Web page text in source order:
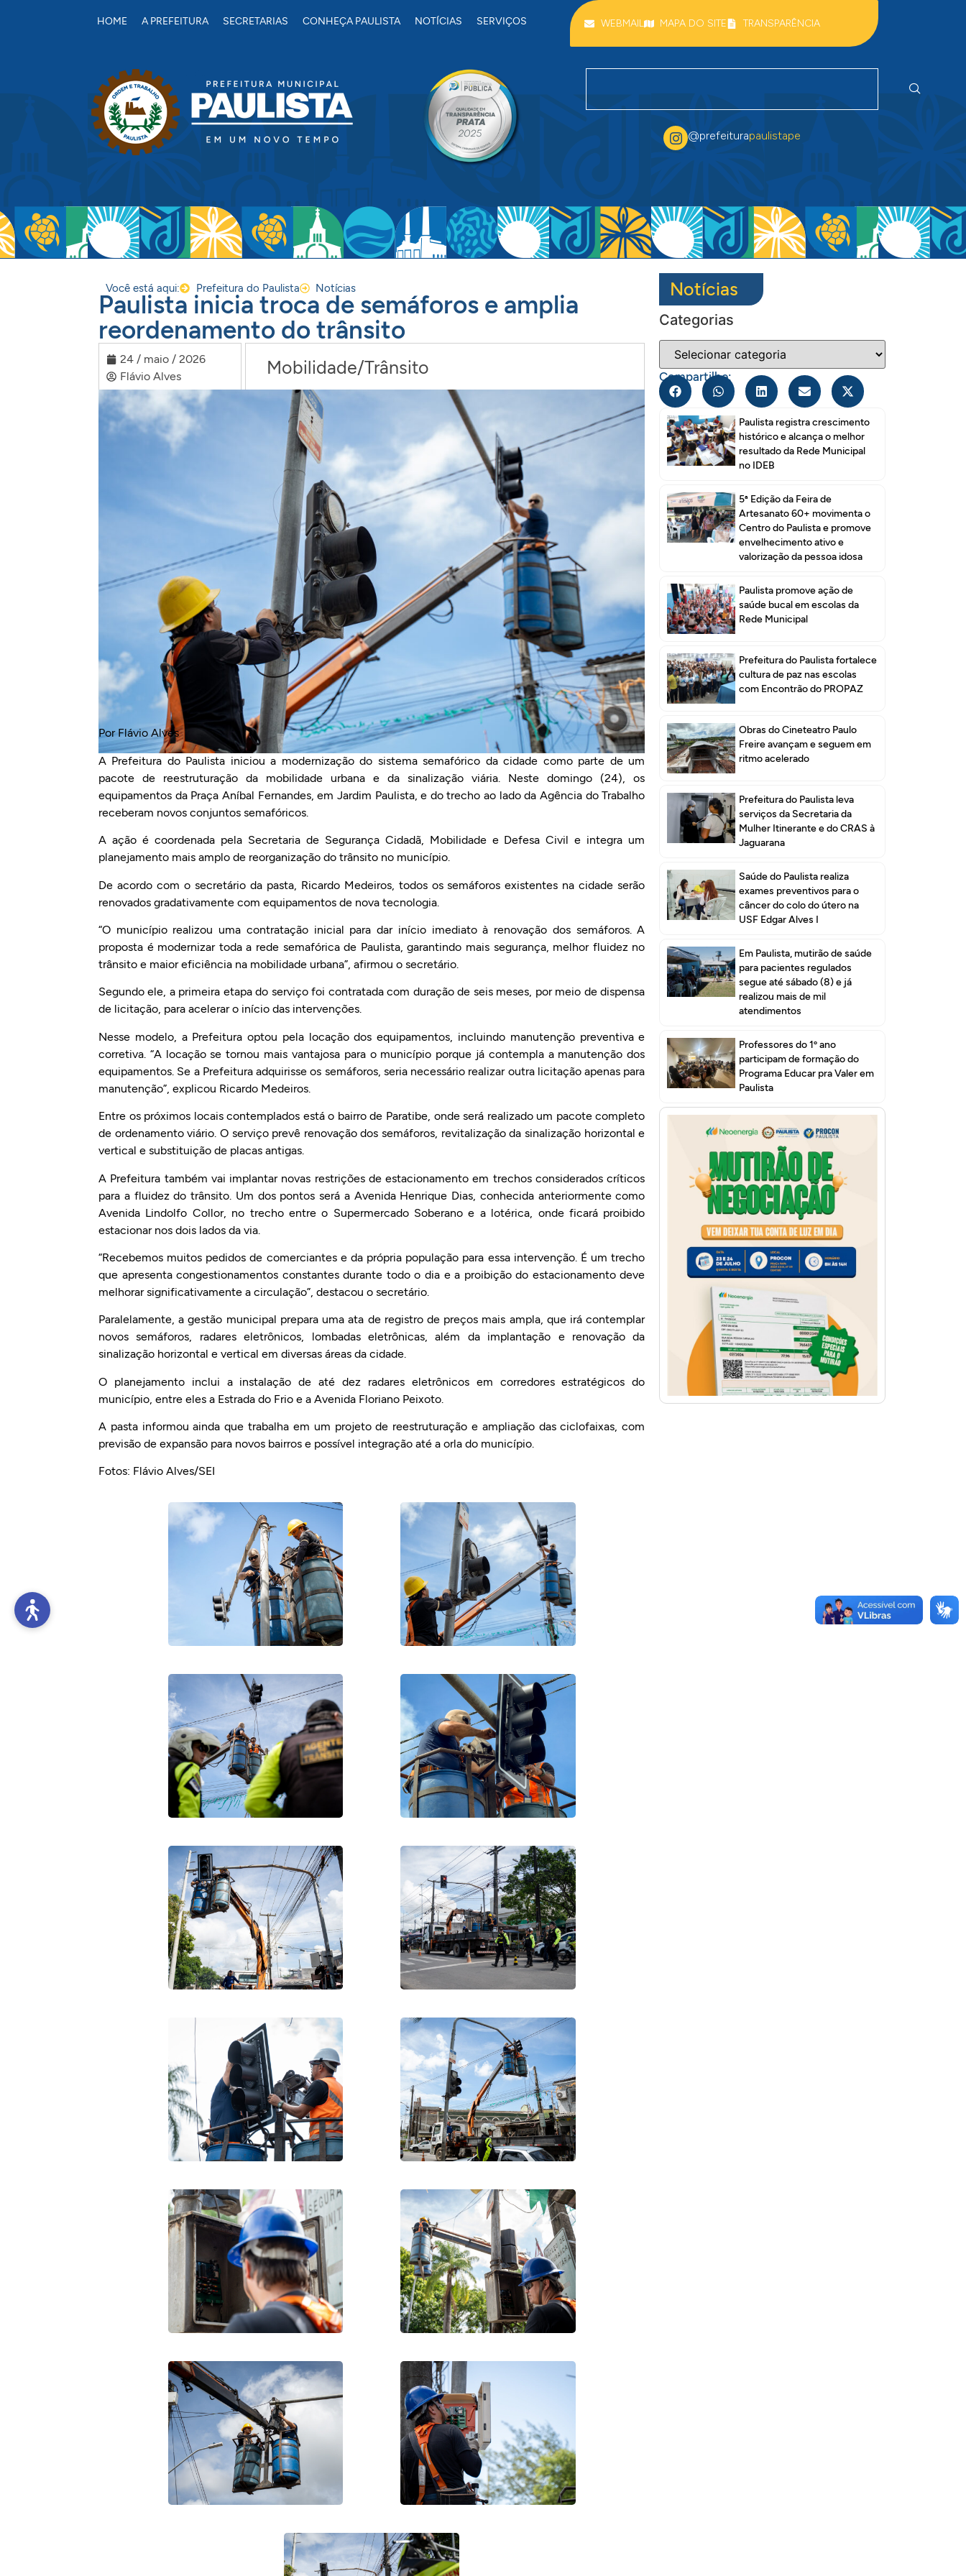
HOME A PREFEITURA SECRETARIAS CONHEÇA PAULISTA NOTÍCIAS SERVIÇOS WEBMAIL MAPA DO SITE TRANSPARÊNCIA
@prefeiturapaulistape
Você está aqui: Prefeitura do Paulista Notícias
Paulista inicia troca de semáforos e amplia
reordenamento do trânsito
24 / maio / 2026
Flávio Alves
Mobilidade/Trânsito
Por Flávio Alves
A Prefeitura do Paulista iniciou a modernização do sistema semafórico da cidade como parte de um
pacote de reestruturação da mobilidade urbana e da sinalização viária. Neste domingo (24), os
equipamentos da Praça Aníbal Fernandes, em Jardim Paulista, e do trecho ao lado da Agência do Trabalho
receberam novos conjuntos semafóricos.
A ação é coordenada pela Secretaria de Segurança Cidadã, Mobilidade e Defesa Civil e integra um
planejamento mais amplo de reorganização do trânsito no município.
De acordo com o secretário da pasta, Ricardo Medeiros, todos os semáforos existentes na cidade serão
renovados gradativamente com equipamentos de nova tecnologia.
“O município realizou uma contratação inicial para dar início imediato à renovação dos semáforos. A
proposta é modernizar toda a rede semafórica de Paulista, garantindo mais segurança, melhor fluidez no
trânsito e maior eficiência na mobilidade urbana”, afirmou o secretário.
Segundo ele, a primeira etapa do serviço foi contratada com duração de seis meses, por meio de dispensa
de licitação, para acelerar o início das intervenções.
Nesse modelo, a Prefeitura optou pela locação dos equipamentos, incluindo manutenção preventiva e
corretiva. “A locação se tornou mais vantajosa para o município porque já contempla a manutenção dos
equipamentos. Se a Prefeitura adquirisse os semáforos, seria necessário realizar outra licitação apenas para
manutenção”, explicou Ricardo Medeiros.
Entre os próximos locais contemplados está o bairro de Paratibe, onde será realizado um pacote completo
de ordenamento viário. O serviço prevê renovação dos semáforos, revitalização da sinalização horizontal e
vertical e substituição de placas antigas.
A Prefeitura também vai implantar novas restrições de estacionamento em trechos considerados críticos
para a fluidez do trânsito. Um dos pontos será a Avenida Henrique Dias, conhecida anteriormente como
Avenida Lindolfo Collor, no trecho entre o Supermercado Soberano e a lotérica, onde ficará proibido
estacionar nos dois lados da via.
“Recebemos muitos pedidos de comerciantes e da própria população para essa intervenção. É um trecho
que apresenta congestionamentos constantes durante todo o dia e a proibição do estacionamento deve
melhorar significativamente a circulação”, destacou o secretário.
Paralelamente, a gestão municipal prepara uma ata de registro de preços mais ampla, que irá contemplar
novos semáforos, radares eletrônicos, lombadas eletrônicas, além da implantação e renovação da
sinalização horizontal e vertical em diversas áreas da cidade.
O planejamento inclui a instalação de até dez radares eletrônicos em corredores estratégicos do
município, entre eles a Estrada do Frio e a Avenida Floriano Peixoto.
A pasta informou ainda que trabalha em um projeto de reestruturação e ampliação das ciclofaixas, com
previsão de expansão para novos bairros e possível integração até a orla do município.
Fotos: Flávio Alves/SEI
Notícias
Categorias
Compartilhe:
Paulista registra crescimento
histórico e alcança o melhor
resultado da Rede Municipal
no IDEB
5ª Edição da Feira de
Artesanato 60+ movimenta o
Centro do Paulista e promove
envelhecimento ativo e
valorização da pessoa idosa
Paulista promove ação de
saúde bucal em escolas da
Rede Municipal
Prefeitura do Paulista fortalece
cultura de paz nas escolas
com Encontrão do PROPAZ
Obras do Cineteatro Paulo
Freire avançam e seguem em
ritmo acelerado
Prefeitura do Paulista leva
serviços da Secretaria da
Mulher Itinerante e do CRAS à
Jaguarana
Saúde do Paulista realiza
exames preventivos para o
câncer do colo do útero na
USF Edgar Alves I
Em Paulista, mutirão de saúde
para pacientes regulados
segue até sábado (8) e já
realizou mais de mil
atendimentos
Professores do 1º ano
participam de formação do
Programa Educar pra Valer em
Paulista